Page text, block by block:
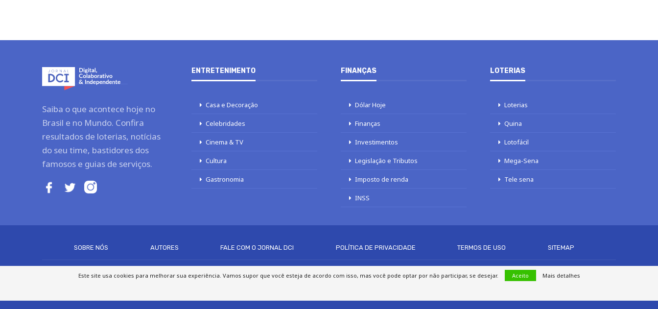
Saiba o que acontece hoje no
Brasil e no Mundo. Confira
resultados de loterias, notícias
do seu time, bastidores dos
famosos e guias de serviços.
ENTRETENIMENTO
Casa e Decoração
Celebridades
Cinema & TV
Cultura
Gastronomia
FINANÇAS
Dólar Hoje
Finanças
Investimentos
Legislação e Tributos
Imposto de renda
INSS
LOTERIAS
Loterias
Quina
Lotofácil
Mega-Sena
Tele sena
SOBRE NÓS AUTORES FALE COM O JORNAL DCI POLÍTICA DE PRIVACIDADE TERMOS DE USO SITEMAP
Este site usa cookies para melhorar sua experiência. Vamos supor que você esteja de acordo com isso, mas você pode optar por não participar, se desejar. Aceito Mais detalhes